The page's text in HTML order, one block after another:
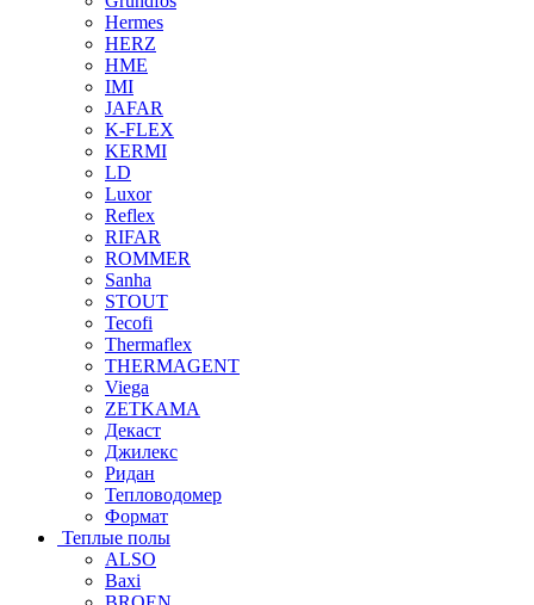
Hermes
HERZ
HME
IMI
JAFAR
K-FLEX
KERMI
LD
Luxor
Reflex
RIFAR
ROMMER
Sanha
STOUT
Tecofi
Thermaflex
THERMAGENT
Viega
ZETKAMA
Декаст
Джилекс
Ридан
Тепловодомер
Формат
Теплые полы
ALSO
Baxi